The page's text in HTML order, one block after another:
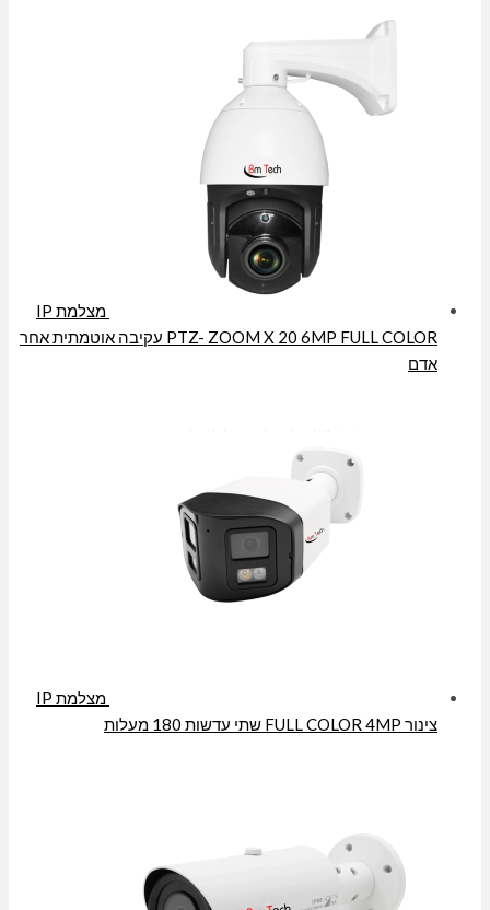
מצלמת IP
PTZ- ZOOM X 20 6MP FULL COLOR עקיבה אוטמתית אחר
אדם
מצלמת IP
צינור FULL COLOR 4MP שתי עדשות 180 מעלות